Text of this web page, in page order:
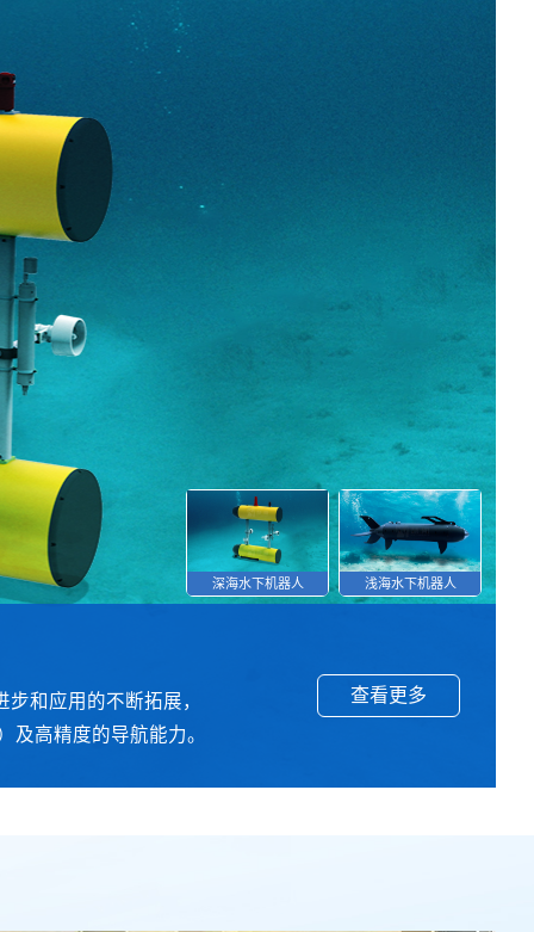
深海水下机器人 浅海水下机器人
和应用的不断拓展，
高精度的导航能力。
查看更多
高效开展。显示器安装在
供和支持舒适的手术姿
查看更多
以便在各种环境中执行 查看更多
该法兰兼容ATI六维力传 查看更多
维材料组合而成。航天 查看更多
度较低。而精密微型电
可靠性强。
查看更多